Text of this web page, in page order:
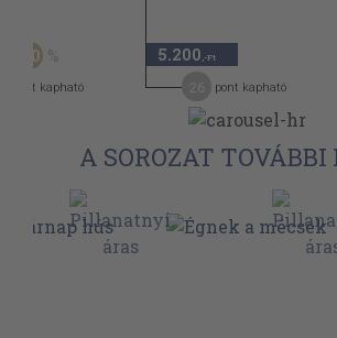
50
pont kapható
5.200 ,-Ft
pont kapható
A SOROZAT